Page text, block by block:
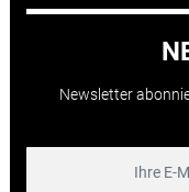
Newsletter